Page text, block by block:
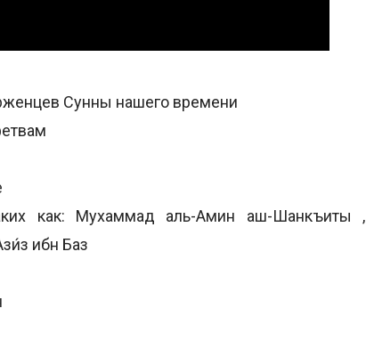
Сунны нашего времени
как: Мухаммад аль-Амин аш-Шанкъиты ,
ибн Баз